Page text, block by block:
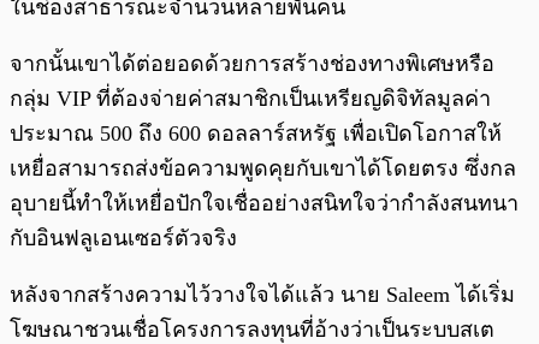
ในช่องสาธารณะจำนวนหลายพันคน
จากนั้นเขาได้ต่อยอดด้วยการสร้างช่องทางพิเศษหรือ
กลุ่ม VIP ที่ต้องจ่ายค่าสมาชิกเป็นเหรียญดิจิทัลมูลค่า
ประมาณ 500 ถึง 600 ดอลลาร์สหรัฐ เพื่อเปิดโอกาสให้
เหยื่อสามารถส่งข้อความพูดคุยกับเขาได้โดยตรง ซึ่งกล
อุบายนี้ทำให้เหยื่อปักใจเชื่ออย่างสนิทใจว่ากำลังสนทนา
กับอินฟลูเอนเซอร์ตัวจริง
หลังจากสร้างความไว้วางใจได้แล้ว นาย Saleem ได้เริ่ม
โฆษณาชวนเชื่อโครงการลงทุนที่อ้างว่าเป็นระบบสเต